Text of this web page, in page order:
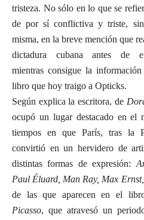
tristeza. No sólo en lo que se
de por sí conflictiva y triste,
misma, en la breve mención que
dictadura cubana antes de
mientras consigue la
libro que hoy traigo a Opticks.
Según explica la escritora, de
ocupó un lugar destacado en el
tiempos en que París, tras la
convirtió en un hervidero de
distintas formas de expresión:
Paul Éluard, Man Ray, Max
de las que aparecen en el
Picasso, que atravesó un